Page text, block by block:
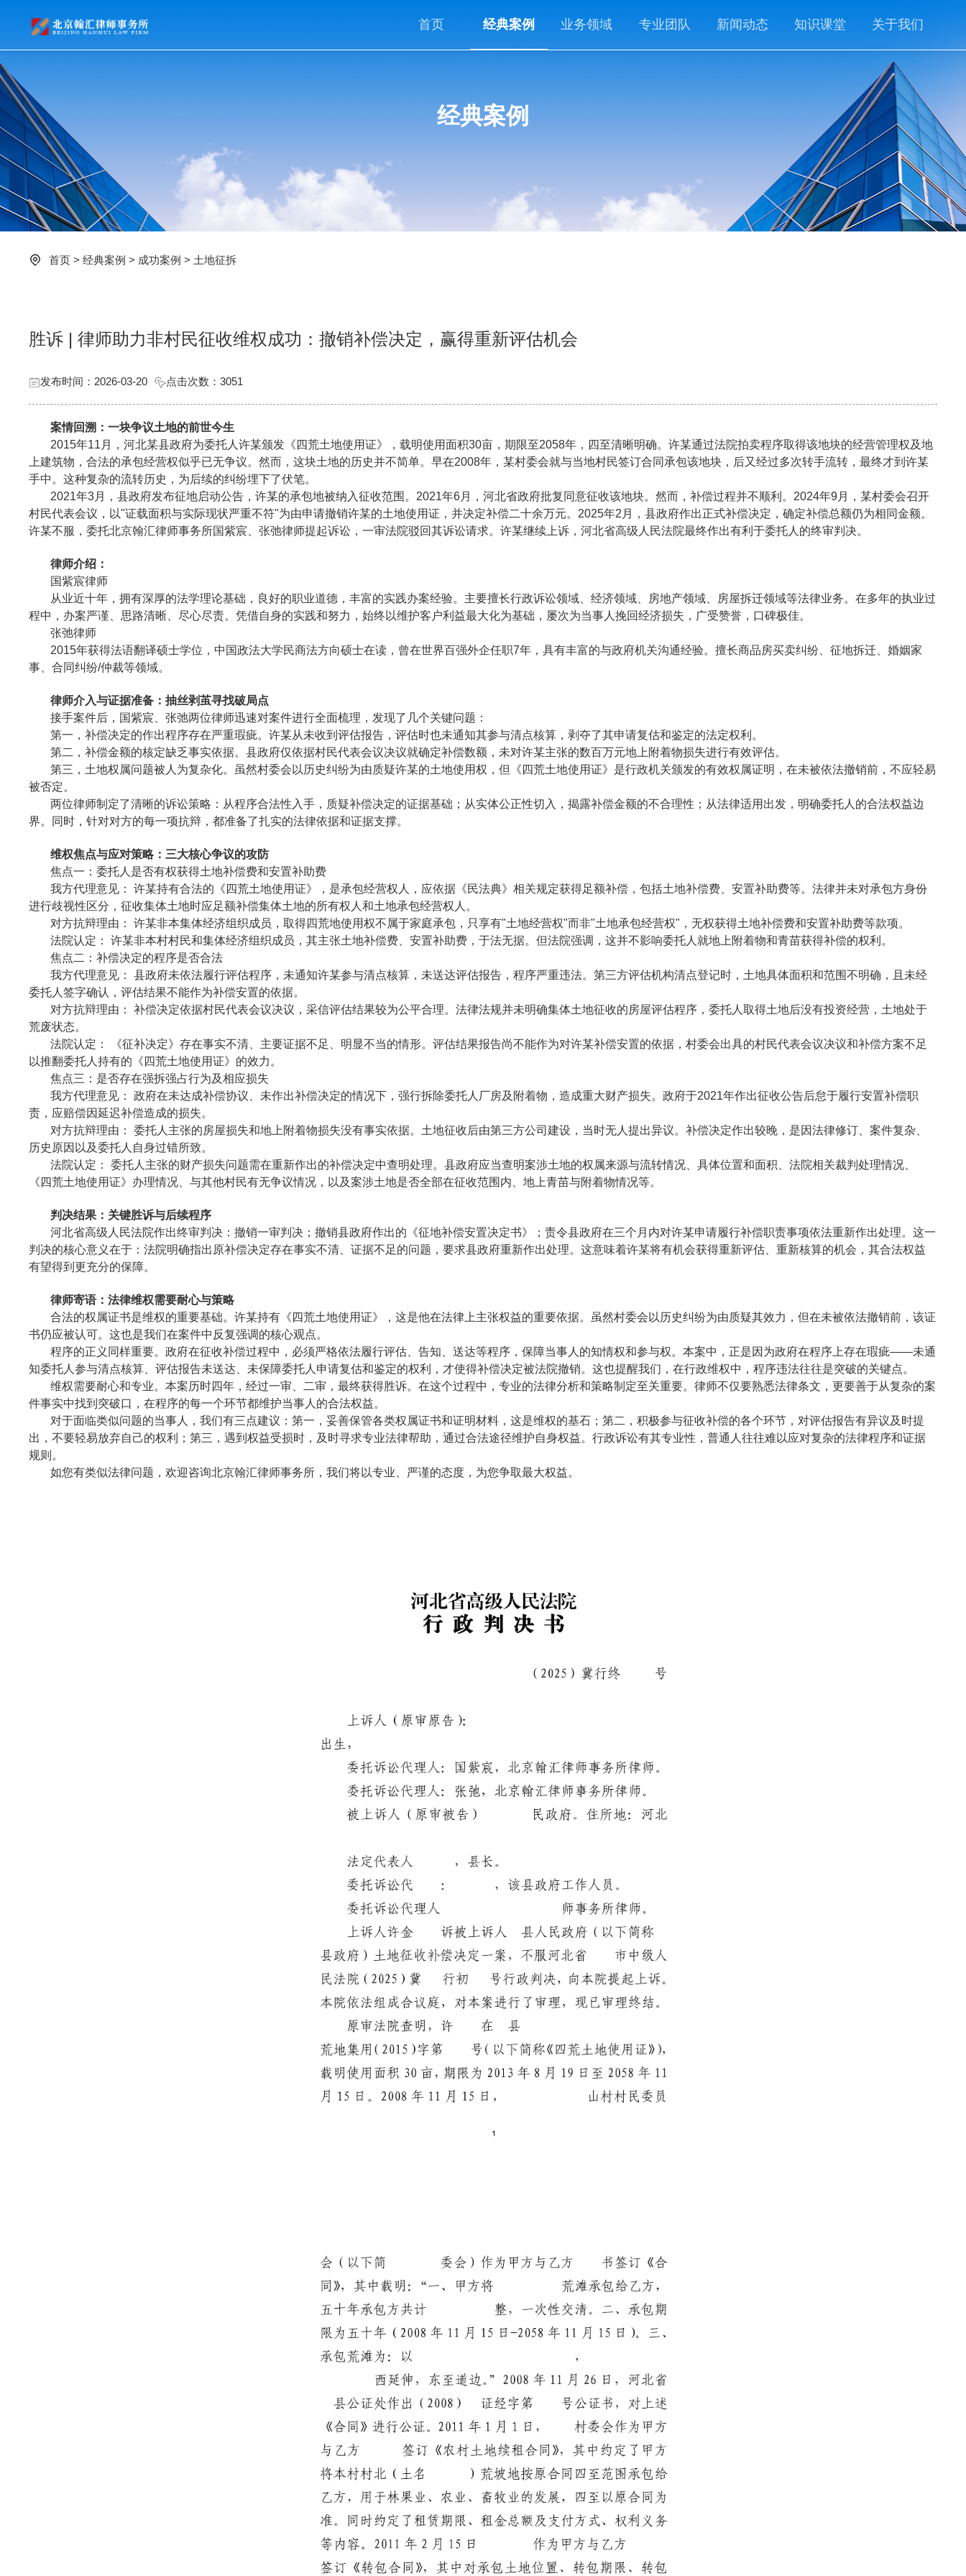
首页 经典案例 业务领域 专业团队 新闻动态 知识课堂 关于我们
经典案例
首页 >经典案例 > 成功案例 > 土地征拆
胜诉 | 律师助力非村民征收维权成功：撤销补偿决定，赢得重新评估机会
发布时间：2026-03-20 点击次数：3051
案情回溯：一块争议土地的前世今生
2015年11月，河北某县政府为委托人许某颁发《四荒土地使用证》，载明使用面积30亩，期限至2058年，四至清晰明确。许某通过法院拍卖程序取得该地块的经营管理权及地
上建筑物，合法的承包经营权似乎已无争议。然而，这块土地的历史并不简单。早在2008年，某村委会就与当地村民签订合同承包该地块，后又经过多次转手流转，最终才到许某
手中。这种复杂的流转历史，为后续的纠纷埋下了伏笔。
2021年3月，县政府发布征地启动公告，许某的承包地被纳入征收范围。2021年6月，河北省政府批复同意征收该地块。然而，补偿过程并不顺利。2024年9月，某村委会召开
村民代表会议，以"证载面积与实际现状严重不符"为由申请撤销许某的土地使用证，并决定补偿二十余万元。2025年2月，县政府作出正式补偿决定，确定补偿总额仍为相同金额。
许某不服，委托北京翰汇律师事务所国紫宸、张弛律师提起诉讼，一审法院驳回其诉讼请求。许某继续上诉，河北省高级人民法院最终作出有利于委托人的终审判决。
律师介绍：
国紫宸律师
从业近十年，拥有深厚的法学理论基础，良好的职业道德，丰富的实践办案经验。主要擅长行政诉讼领域、经济领域、房地产领域、房屋拆迁领域等法律业务。在多年的执业过
程中，办案严谨、思路清晰、尽心尽责。凭借自身的实践和努力，始终以维护客户利益最大化为基础，屡次为当事人挽回经济损失，广受赞誉，口碑极佳。
张弛律师
2015年获得法语翻译硕士学位，中国政法大学民商法方向硕士在读，曾在世界百强外企任职7年，具有丰富的与政府机关沟通经验。擅长商品房买卖纠纷、征地拆迁、婚姻家
事、合同纠纷/仲裁等领域。
律师介入与证据准备：抽丝剥茧寻找破局点
接手案件后，国紫宸、张弛两位律师迅速对案件进行全面梳理，发现了几个关键问题：
第一，补偿决定的作出程序存在严重瑕疵。许某从未收到评估报告，评估时也未通知其参与清点核算，剥夺了其申请复估和鉴定的法定权利。
第二，补偿金额的核定缺乏事实依据。县政府仅依据村民代表会议决议就确定补偿数额，未对许某主张的数百万元地上附着物损失进行有效评估。
第三，土地权属问题被人为复杂化。虽然村委会以历史纠纷为由质疑许某的土地使用权，但《四荒土地使用证》是行政机关颁发的有效权属证明，在未被依法撤销前，不应轻易
被否定。
两位律师制定了清晰的诉讼策略：从程序合法性入手，质疑补偿决定的证据基础；从实体公正性切入，揭露补偿金额的不合理性；从法律适用出发，明确委托人的合法权益边
界。同时，针对对方的每一项抗辩，都准备了扎实的法律依据和证据支撑。
维权焦点与应对策略：三大核心争议的攻防
焦点一：委托人是否有权获得土地补偿费和安置补助费
我方代理意见： 许某持有合法的《四荒土地使用证》，是承包经营权人，应依据《民法典》相关规定获得足额补偿，包括土地补偿费、安置补助费等。法律并未对承包方身份
进行歧视性区分，征收集体土地时应足额补偿集体土地的所有权人和土地承包经营权人。
对方抗辩理由： 许某非本集体经济组织成员，取得四荒地使用权不属于家庭承包，只享有"土地经营权"而非"土地承包经营权"，无权获得土地补偿费和安置补助费等款项。
法院认定： 许某非本村村民和集体经济组织成员，其主张土地补偿费、安置补助费，于法无据。但法院强调，这并不影响委托人就地上附着物和青苗获得补偿的权利。
焦点二：补偿决定的程序是否合法
我方代理意见： 县政府未依法履行评估程序，未通知许某参与清点核算，未送达评估报告，程序严重违法。第三方评估机构清点登记时，土地具体面积和范围不明确，且未经
委托人签字确认，评估结果不能作为补偿安置的依据。
对方抗辩理由： 补偿决定依据村民代表会议决议，采信评估结果较为公平合理。法律法规并未明确集体土地征收的房屋评估程序，委托人取得土地后没有投资经营，土地处于
荒废状态。
法院认定： 《征补决定》存在事实不清、主要证据不足、明显不当的情形。评估结果报告尚不能作为对许某补偿安置的依据，村委会出具的村民代表会议决议和补偿方案不足
以推翻委托人持有的《四荒土地使用证》的效力。
焦点三：是否存在强拆强占行为及相应损失
我方代理意见： 政府在未达成补偿协议、未作出补偿决定的情况下，强行拆除委托人厂房及附着物，造成重大财产损失。政府于2021年作出征收公告后怠于履行安置补偿职
责，应赔偿因延迟补偿造成的损失。
对方抗辩理由： 委托人主张的房屋损失和地上附着物损失没有事实依据。土地征收后由第三方公司建设，当时无人提出异议。补偿决定作出较晚，是因法律修订、案件复杂、
历史原因以及委托人自身过错所致。
法院认定： 委托人主张的财产损失问题需在重新作出的补偿决定中查明处理。县政府应当查明案涉土地的权属来源与流转情况、具体位置和面积、法院相关裁判处理情况、
《四荒土地使用证》办理情况、与其他村民有无争议情况，以及案涉土地是否全部在征收范围内、地上青苗与附着物情况等。
判决结果：关键胜诉与后续程序
河北省高级人民法院作出终审判决：撤销一审判决；撤销县政府作出的《征地补偿安置决定书》；责令县政府在三个月内对许某申请履行补偿职责事项依法重新作出处理。这一
判决的核心意义在于：法院明确指出原补偿决定存在事实不清、证据不足的问题，要求县政府重新作出处理。这意味着许某将有机会获得重新评估、重新核算的机会，其合法权益
有望得到更充分的保障。
律师寄语：法律维权需要耐心与策略
合法的权属证书是维权的重要基础。许某持有《四荒土地使用证》，这是他在法律上主张权益的重要依据。虽然村委会以历史纠纷为由质疑其效力，但在未被依法撤销前，该证
书仍应被认可。这也是我们在案件中反复强调的核心观点。
程序的正义同样重要。政府在征收补偿过程中，必须严格依法履行评估、告知、送达等程序，保障当事人的知情权和参与权。本案中，正是因为政府在程序上存在瑕疵——未通
知委托人参与清点核算、评估报告未送达、未保障委托人申请复估和鉴定的权利，才使得补偿决定被法院撤销。这也提醒我们，在行政维权中，程序违法往往是突破的关键点。
维权需要耐心和专业。本案历时四年，经过一审、二审，最终获得胜诉。在这个过程中，专业的法律分析和策略制定至关重要。律师不仅要熟悉法律条文，更要善于从复杂的案
件事实中找到突破口，在程序的每一个环节都维护当事人的合法权益。
对于面临类似问题的当事人，我们有三点建议：第一，妥善保管各类权属证书和证明材料，这是维权的基石；第二，积极参与征收补偿的各个环节，对评估报告有异议及时提
出，不要轻易放弃自己的权利；第三，遇到权益受损时，及时寻求专业法律帮助，通过合法途径维护自身权益。行政诉讼有其专业性，普通人往往难以应对复杂的法律程序和证据
规则。
如您有类似法律问题，欢迎咨询北京翰汇律师事务所，我们将以专业、严谨的态度，为您争取最大权益。